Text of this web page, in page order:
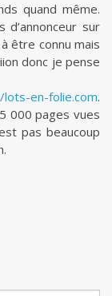
quand même.
sur
être connu mais
donc je pense
en-folie.com.
000 pages vues
pas beaucoup